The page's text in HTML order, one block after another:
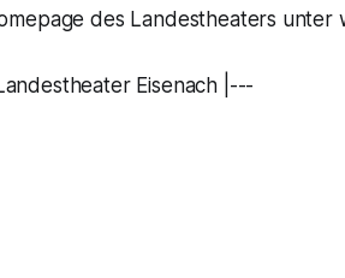
des Landestheaters unter
Eisenach |---